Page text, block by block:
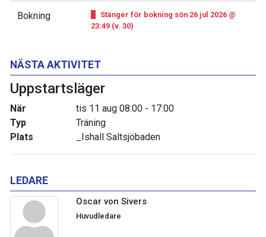
NÄSTA AKTIVITET
Uppstartsläger
När
tis 11 aug 08:00 - 17:00
Typ
Träning
Plats
_Ishall Saltsjöbaden
LEDARE
Oscar von Sivers
Huvudledare
Bokning
Stänger för bokning sön 26 jul 2026 @
23:49 (v. 30)